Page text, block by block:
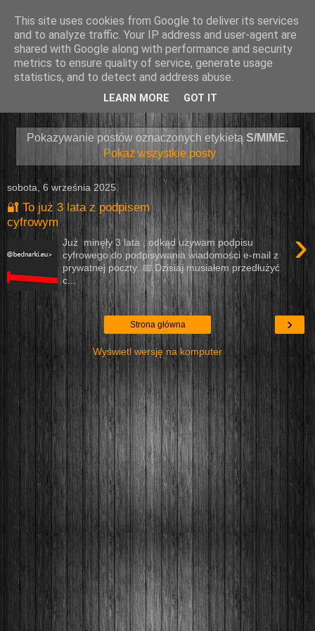
Pokazywanie postów oznaczonych etykietą S/MIME.
Pokaż wszystkie posty
sobota, 6 września 2025
🔐 To już 3 lata z podpisem
cyfrowym
›
Już minęły 3 lata , odkąd używam podpisu
cyfrowego do podpisywania wiadomości e-mail z
prywatnej poczty. 📅 Dzisiaj musiałem przedłużyć
c...
›
Strona główna
Wyświetl wersję na komputer
This site uses cookies from Google to deliver its services
and to analyze traffic. Your IP address and user-agent are
shared with Google along with performance and security
metrics to ensure quality of service, generate usage
statistics, and to detect and address abuse.
LEARN MORE GOT IT